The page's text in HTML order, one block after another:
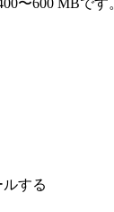
〜600 MBで
ルする